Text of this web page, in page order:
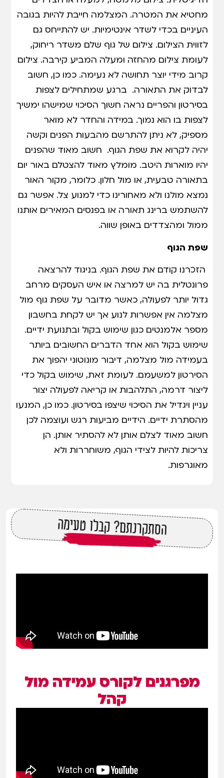
מחטיא את המטרה. המצלמה חייבת להיות בגובה
העיניים בכדי לשדר אינטימיות. יש להתייחס גם
לזווית הצילום. צילום של גוף שלם משדר ריחוק,
לעומת צילום מהחזה ומעלה המביע קירבה. צילום
קרוב מידי יוצר תחושה לא נעימה. כמו כן, חשוב
לבדוק את התאורה. ברגע שמתחילים לצפות
בסירטון והפריים נראה חשוך הסיכוי שמישהו ימשיך
לצפות בו הוא נמוך. במידה והחדר לא מואר
מספיק, לא ניתן להתרשם מהבעות הפנים וקשה
יהיה לקרוא את שפת הגוף. חשוב מאוד שהפנים
יהיו מוארות היטב. מומלץ מאוד להצטלם באור יום
בתאורה טבעית, או מול חלון. כלומר, מקור האור
נמצא מולנו ולא מאחורינו כדי למנוע צל. אפשר גם
להשתמש ברינג תאורה או בפנסים המאירים אותנו
ממול ומהצדדים באופן שווה.
שפת הגוף
הזכרנו קודם את שפת הגוף. בניגוד להרצאה
פרונטלית בה יש למרצה או איש העסקים מרחב
גדול יותר לפעולה, כאשר מדובר על שפת גוף מול
מצלמה אין אפשרות לנוע אך יש לקחת בחשבון
מספר אלמנטים כגון שימוש בקול ובתנועת ידיים.
שימוש בקול הוא אחד הדברים החשובים ביותר
בעמידה מול מצלמה, דיבור מונוטוני יהפוך את
הסירטון למשעמם. לעומת זאת, שימוש בקול כדי
ליצור דרמה, התלהבות או קריאה לפעולה יצור
עניין ויגדיל את הסיכוי שיצפו בסירטון. כמו כן, המנעו
מהסתרת ידיים. הידיים מביעות רגש ועוצמה לכן
חשוב מאוד לצלם אותן לא להסתיר אותן. הן
צריכות להיות לצידי הגוף, משוחררות ולא
מאוגרפות.
הסתקרנתם? קבלו טעימה
מפרגנים לקורס עמידה מול
קהל